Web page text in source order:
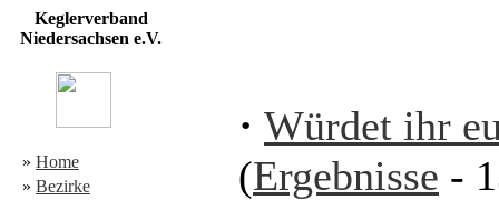
Keglerverband
Niedersachsen e.V.
» Home
» Bezirke
· Würdet ihr
(Ergebnisse -